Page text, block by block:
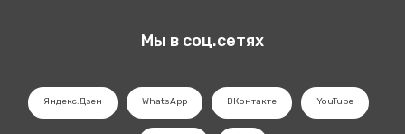
Мы в соц.сетях
Яндекс.Дзен WhatsApp ВКонтакте YouTube